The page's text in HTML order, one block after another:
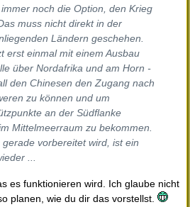
noch die Option, den Krieg
muss nicht direkt in der
Ländern geschehen.
erst einmal mit einem Ausbau
über Nordafrika und am Horn -
den Chinesen den Zugang nach
zu können und um
an der Südflanke
Mittelmeerraum zu bekommen.
gerade vorbereitet wird, ist ein
...
es funktionieren wird. Ich glaube nicht
planen, wie du dir das vorstellst.